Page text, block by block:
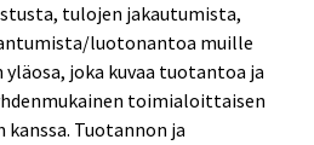
tulojen jakautumista,
luotonantoa muille
joka kuvaa tuotantoa ja
toimialoittaisen
Tuotannon ja